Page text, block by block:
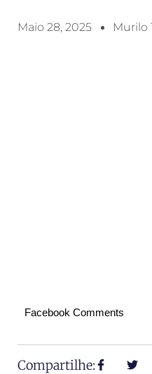
Maio 28, 2025 Murilo
Facebook Comments
Compartilhe: